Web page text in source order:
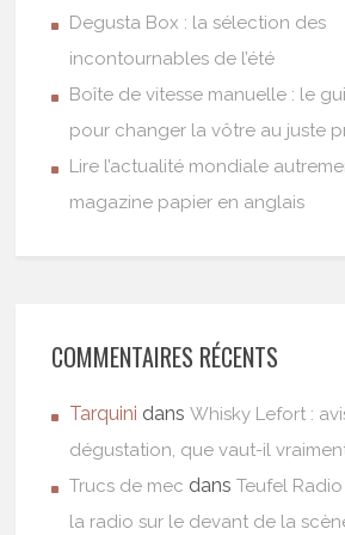
Degusta Box : la sélection des
incontournables de l’été
Boîte de vitesse manuelle : le
pour changer la vôtre au juste
Lire l’actualité mondiale
magazine papier en anglais
COMMENTAIRES RÉCENTS
Tarquini dansWhisky Lefort :
dégustation, que vaut-il
Trucs de mec dansTeufel
la radio sur le devant de la